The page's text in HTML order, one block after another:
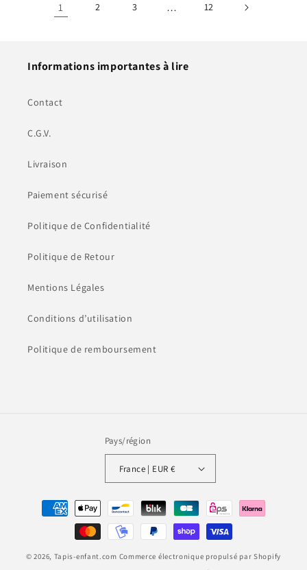
1 2 3 … 12
Informations importantes à lire
Contact
C.G.V.
Livraison
Paiement sécurisé
Politique de Confidentialité
Politique de Retour
Mentions Légales
Conditions d’utilisation
Politique de remboursement
Pays/région
France | EUR €
Moyens
© 2026, Tapis-enfant.com Commerce électronique propulsé par Shopify